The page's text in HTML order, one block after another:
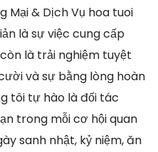
Mại & Dịch Vụ hoa tuoi
là sự việc cung cấp
là trải nghiệm tuyệt
và sự bằng lòng hoàn
tôi tự hào là đối tác
trong mỗi cơ hội quan
sanh nhật, kỷ niệm, ăn